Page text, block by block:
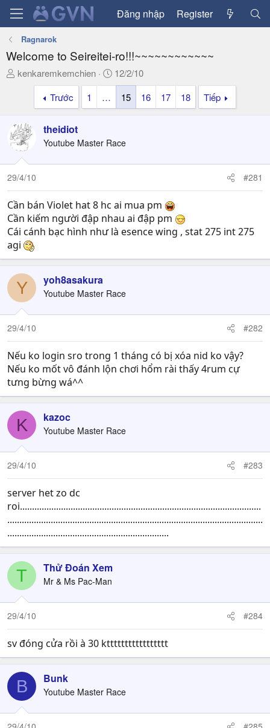
Đăng nhập Register
Ragnarok
Welcome to Seireitei-ro!!!~~~~~~~~~~~~
T
a
d
s
t
a
t
e
r
kenkaremkemchien
N
g
y
i
12/2/10
Trước
1 … 15 16 17 18 Tiếp
theidiot
Youtube Master Race
29/4/10 #281
Cần bán Violet hat 8 hc ai mua pm
Cần kiếm người đập nhau ai đập pm
Cái cánh bạc hình như là esence wing , stat 275 int 275
agi
Y yoh8asakura
Youtube Master Race
29/4/10 #282
Nếu ko login sro trong 1 tháng có bị xóa nid ko vậy?
Nếu ko mốt vô đánh lộn chơi hổm rài thấy 4rum cự
tưng bừng wá^^
K kazoc
Youtube Master Race
29/4/10 #283
server het zo dc
roi....................................................................................................
..........................................................................................................
...................................................................
T Thử Đoán Xem
Mr & Ms Pac-Man
29/4/10 #284
sv đóng cửa rồi à 30 kttttttttttttttttt
B Bunk
Youtube Master Race